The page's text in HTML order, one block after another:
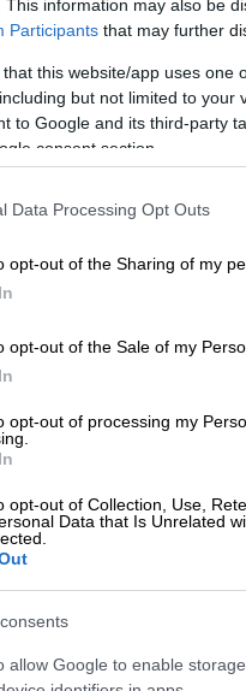
This information may also be
Participants that may further
that this website/app uses
but not limited to your
to Google and its third-party
consent section.
Data Processing Opt Outs
opt-out of the Sharing of my
opt-out of the Sale of my
opt-out of processing my
opt-out of Collection, Use,
Data that Is Unrelated
allow Google to enable
Ελλάδα |
Κρήτη: Τού
γιατί πίστευε
την πρώην του
άντεξε τον
στη μηχανή
Πολύχρωμο
Το τροπικό
Οικονομία|